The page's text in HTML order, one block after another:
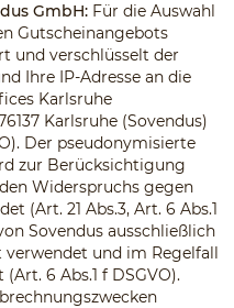
GmbH: Für die Auswahl
Gutscheinangebots
und verschlüsselt der
Ihre IP-Adresse an die
Karlsruhe
Karlsruhe (Sovendus)
Der pseudonymisierte
zur Berücksichtigung
Widerspruchs gegen
(Art. 21 Abs.3, Art. 6 Abs.1
Sovendus ausschließlich
und im Regelfall
6 Abs.1 f DSGVO).